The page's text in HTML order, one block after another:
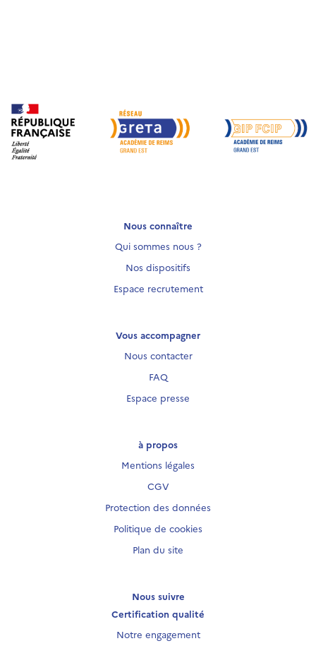
Nous connaître
Qui sommes nous ?
Nos dispositifs
Espace recrutement
Vous accompagner
Nous contacter
FAQ
Espace presse
à propos
Mentions légales
CGV
Protection des données
Politique de cookies
Plan du site
Nous suivre
Certification qualité
Notre engagement